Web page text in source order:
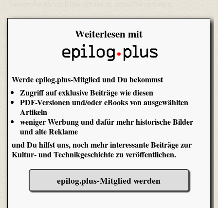
Weiterlesen mit
Werde epilog.plus-Mitglied und Du bekommst
Zugriff auf exklusive Beiträge wie diesen
PDF-Versionen und/oder eBooks von ausgewählten
Artikeln
weniger Werbung und dafür mehr historische Bilder
und alte Reklame
und Du hilfst uns, noch mehr interessante Beiträge zur
Kultur- und Technikgeschichte zu veröffentlichen.
epilog.plus-Mitglied werden